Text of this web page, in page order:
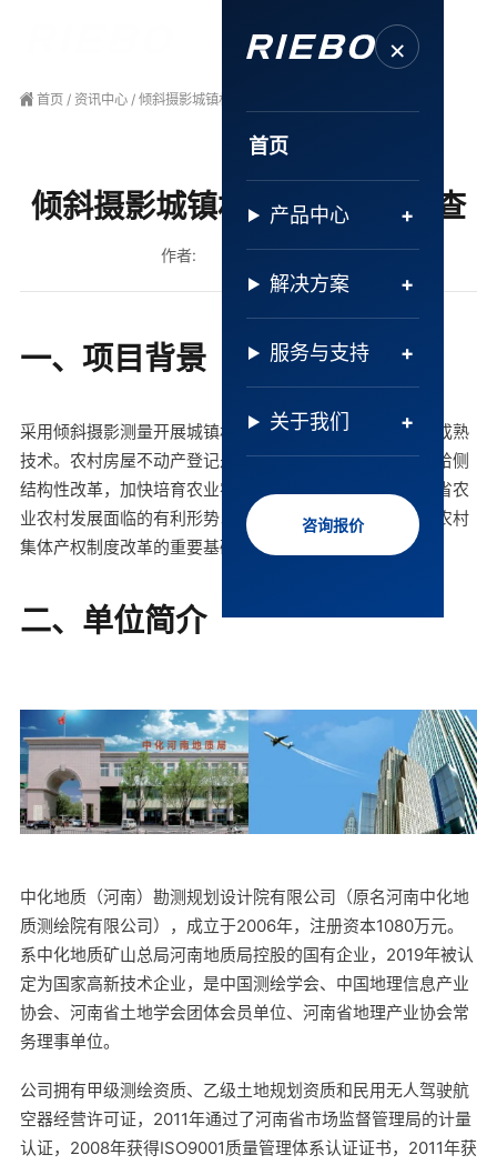
×
首页
产品中心
解决方案
服务与支持
关于我们
咨询报价
首页/ 资讯中心/ 倾斜摄影城镇村不动产权籍调查
倾斜摄影城镇村不动产权籍调查
作者: 发布日期:
一、项目背景
采用倾斜摄影测量开展城镇村不动产权籍调查已经是一项成熟
技术。农村房屋不动产登记是省委省政府深入推进农业供给侧
结构性改革，加快培育农业农村发展新动能，结合当前全省农
业农村发展面临的有利形势以及困难和挑战，部署的深化农村
集体产权制度改革的重要基础性工作。
二、单位简介
中化地质（河南）勘测规划设计院有限公司（原名河南中化地
质测绘院有限公司），成立于2006年，注册资本1080万元。
系中化地质矿山总局河南地质局控股的国有企业，2019年被认
定为国家高新技术企业，是中国测绘学会、中国地理信息产业
协会、河南省土地学会团体会员单位、河南省地理产业协会常
务理事单位。
公司拥有甲级测绘资质、乙级土地规划资质和民用无人驾驶航
空器经营许可证，2011年通过了河南省市场监督管理局的计量
认证，2008年获得ISO9001质量管理体系认证证书，2011年获